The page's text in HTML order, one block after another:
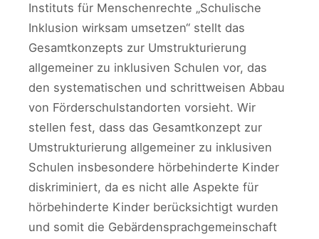
Instituts für Menschenrechte „Schulische
Inklusion wirksam umsetzen“ stellt das
Gesamtkonzepts zur Umstrukturierung
allgemeiner zu inklusiven Schulen vor, das
den systematischen und schrittweisen Abbau
von Förderschulstandorten vorsieht. Wir
stellen fest, dass das Gesamtkonzept zur
Umstrukturierung allgemeiner zu inklusiven
Schulen insbesondere hörbehinderte Kinder
diskriminiert, da es nicht alle Aspekte für
hörbehinderte Kinder berücksichtigt wurden
und somit die Gebärdensprachgemeinschaft